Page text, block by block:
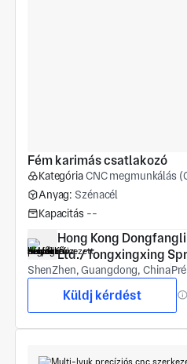
Fém karimás csatlakozó
KategóriaCNC megmunkálás
Anyag: Szénacél
Kapacitás --
Hong Kong
Ltd./Tongxingxing
(Shenzhen) Co., Ltd
ShenZhen, Guangdong, China
Küldj kérdést